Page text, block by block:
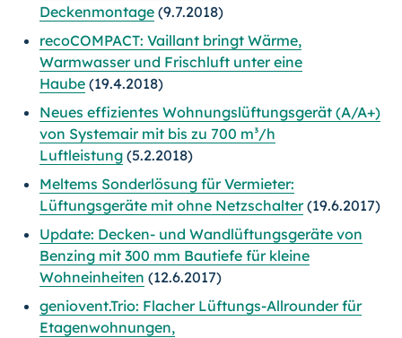
Deckenmontage (9.7.2018)
recoCOMPACT: Vaillant bringt Wärme,
Warmwasser und Frischluft unter eine
Haube (19.4.2018)
Neues effizientes Wohnungslüftungsgerät (A/A+)
von Systemair mit bis zu 700 m³/h
Luftleistung (5.2.2018)
Meltems Sonderlösung für Vermieter:
Lüftungsgeräte mit ohne Netzschalter(19.6.2017)
Update: Decken- und Wandlüftungsgeräte von
Benzing mit 300 mm Bautiefe für kleine
Wohneinheiten (12.6.2017)
geniovent.Trio: Flacher Lüftungs-Allrounder für
Etagenwohnungen,